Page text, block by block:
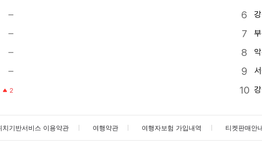
2
치기반서비스 이용약관 여행약관 여행자보험 가입내역 티켓판매안